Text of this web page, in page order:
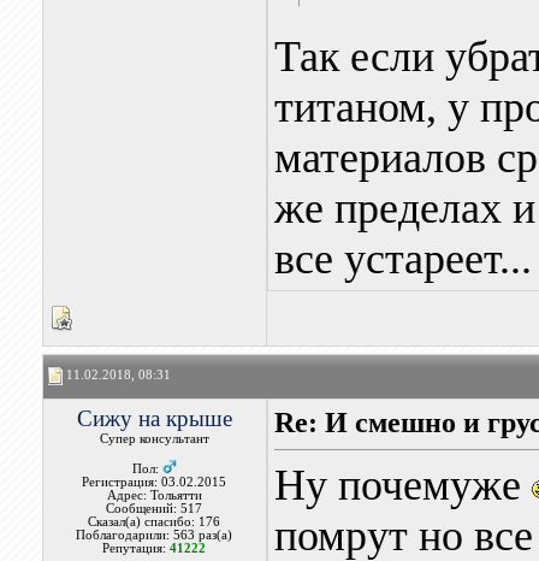
Так если
титаном, у
материалов
же пределах
все устареет...
11.02.2018, 08:31
Сижу на крыше
Супер консультант
Пол:
Регистрация: 03.02.2015
Адрес: Тольятти
Сообщений: 517
Сказал(а) спасибо: 176
Поблагодарили: 563 раз(а)
Репутация:41222
Re: И смешно и
Ну почемуже
помрут но